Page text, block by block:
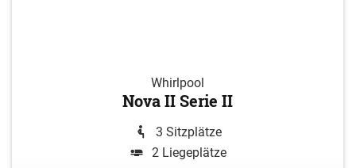
Whirlpool
Nova II Serie II
3 Sitzplätze
2 Liegeplätze